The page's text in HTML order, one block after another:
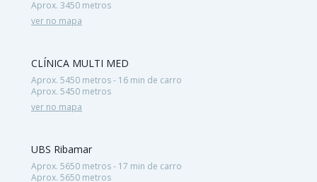
Aprox. 3450 metros
ver no mapa
CLÍNICA MULTI MED
Aprox. 5450 metros - 16 min de carro
Aprox. 5450 metros
ver no mapa
UBS Ribamar
Aprox. 5650 metros - 17 min de carro
Aprox. 5650 metros